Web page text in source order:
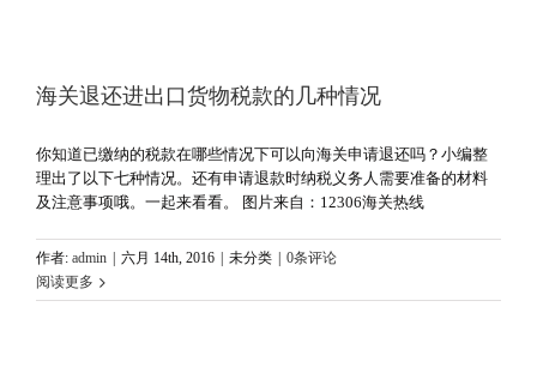
海关退还进出口货物税款的几种情况
你知道已缴纳的税款在哪些情况下可以向海关申请退还吗？小编整
理出了以下七种情况。还有申请退款时纳税义务人需要准备的材料
及注意事项哦。一起来看看。 图片来自：12306海关热线
作者: admin 六月 14th, 2016 未分类
0条评论
阅读更多